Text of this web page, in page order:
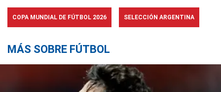
COPA MUNDIAL DE FÚTBOL 2026 SELECCIÓN ARGENTINA
MÁS SOBRE FÚTBOL